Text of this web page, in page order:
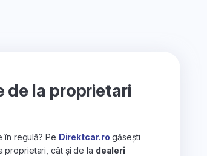
de la proprietari
în regulă? Pe Direktcar.ro găsești
proprietari, cât și de la dealeri